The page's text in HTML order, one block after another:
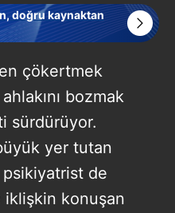
doğru kaynaktan
çökertmek
bozmak
sürdürüyor.
yer tutan
psikiyatrist de
iklişkin konuşan